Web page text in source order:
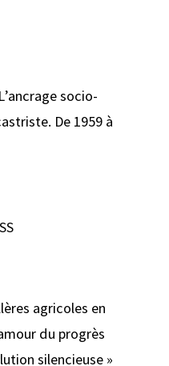
socio-
De 1959 à
agricoles en
du progrès
silencieuse »